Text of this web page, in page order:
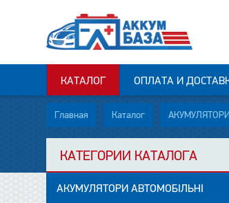
КАТАЛОГ ОПЛАТА И
Главная Каталог АКУМУЛЯТОРИ
КАТЕГОРИИ КАТАЛОГА
АКУМУЛЯТОРИ АВТОМОБІЛЬНІ